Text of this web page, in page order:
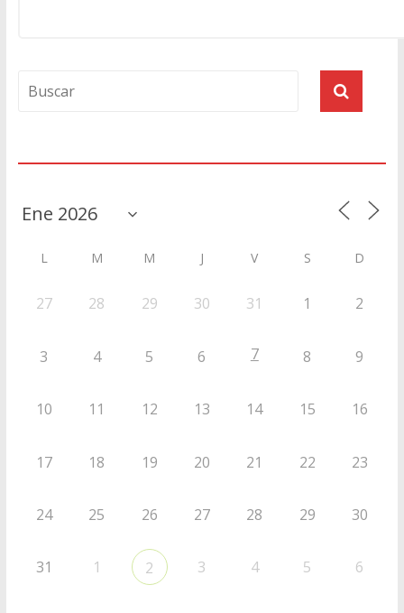
L M M J V S D
27 28 29 30 31 1 2
3 4 5 6 7 8 9
10 11 12 13 14 15 16
17 18 19 20 21 22 23
24 25 26 27 28 29 30
31 1 2 3 4 5 6